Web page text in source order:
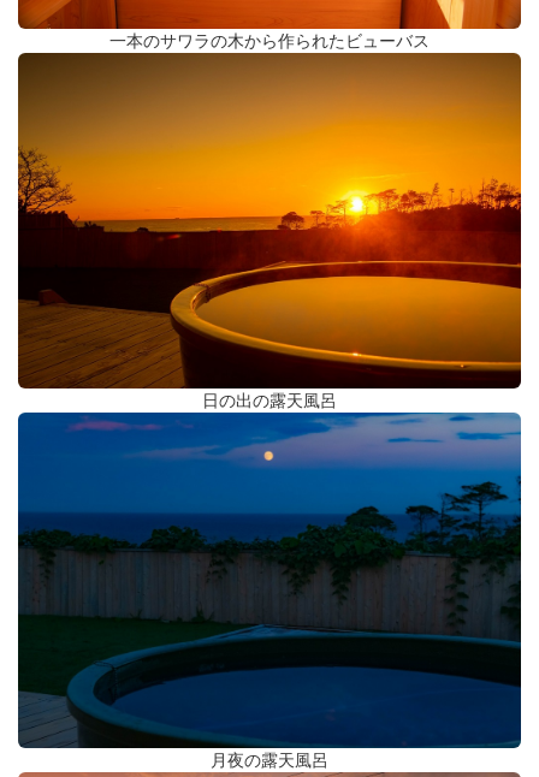
一本のサワラの木から作られたビューバス
日の出の露天風呂
月夜の露天風呂